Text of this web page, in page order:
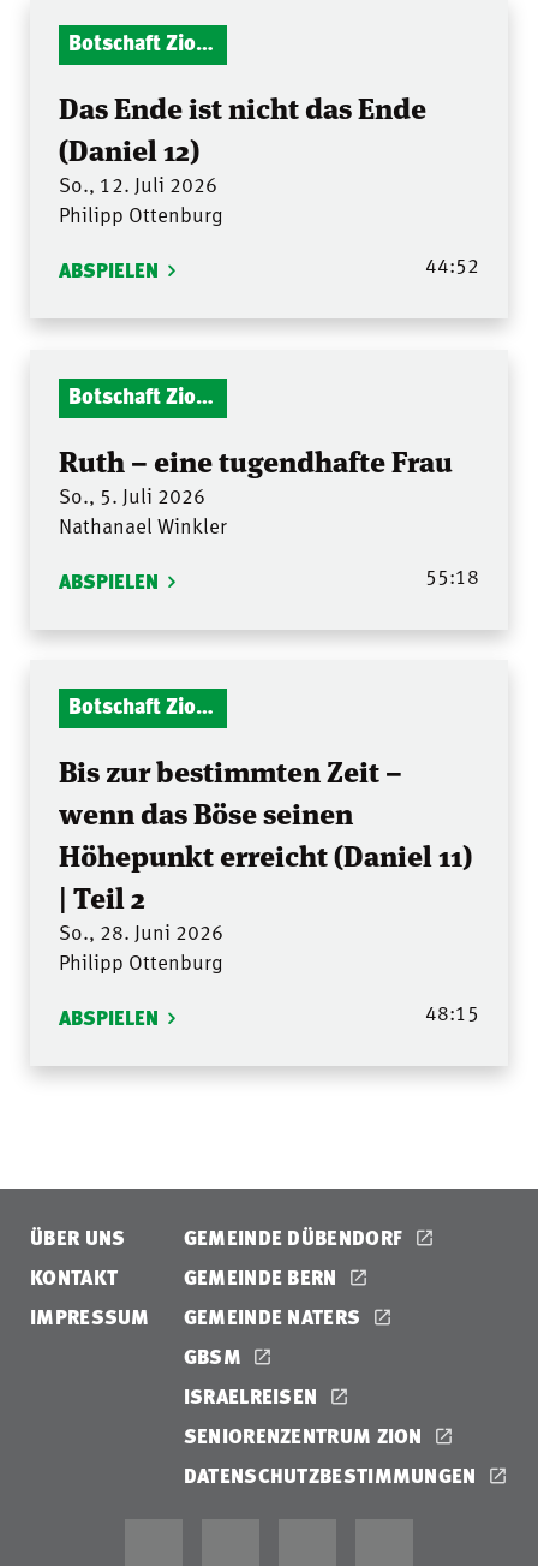
Botschaft Zionshalle
Das Ende ist nicht das Ende
(Daniel 12)
So., 12. Juli 2026
Philipp Ottenburg
ABSPIELEN 44:52
Botschaft Zionshalle
Ruth – eine tugendhafte Frau
So., 5. Juli 2026
Nathanael Winkler
ABSPIELEN 55:18
Botschaft Zionshalle
Bis zur bestimmten Zeit –
wenn das Böse seinen
Höhepunkt erreicht (Daniel 11)
| Teil 2
So., 28. Juni 2026
Philipp Ottenburg
ABSPIELEN 48:15
ÜBER UNS
KONTAKT
IMPRESSUM
GEMEINDE DÜBENDORF
GEMEINDE BERN
GEMEINDE NATERS
GBSM
ISRAELREISEN
SENIORENZENTRUM ZION
DATENSCHUTZBESTIMMUNGEN